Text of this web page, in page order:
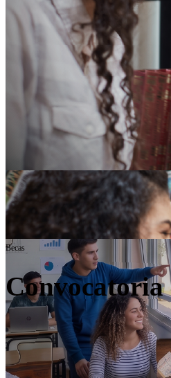
Becas
Convocatoria